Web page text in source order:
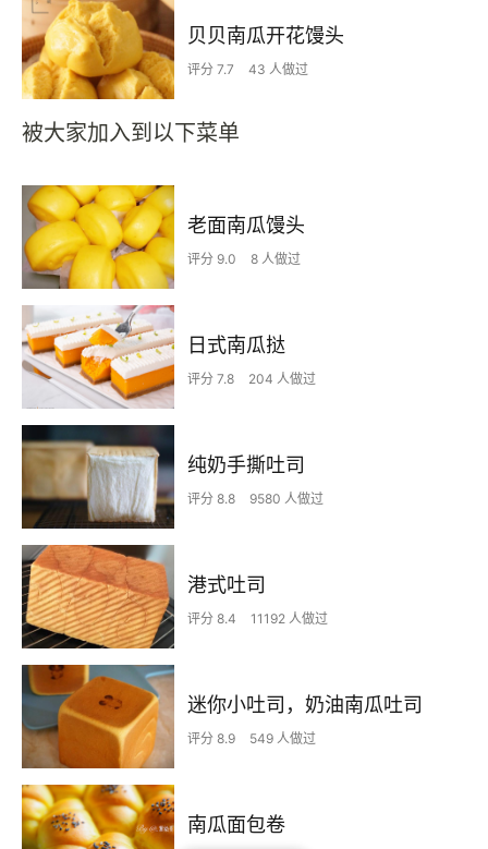
贝贝南瓜开花馒头
评分 7.7 43 人做过
被大家加入到以下菜单
老面南瓜馒头
评分 9.0 8 人做过
日式南瓜挞
评分 7.8 204 人做过
纯奶手撕吐司
评分 8.8 9580 人做过
港式吐司
评分 8.4 11192 人做过
迷你小吐司，奶油南瓜吐司
评分 8.9 549 人做过
南瓜面包卷